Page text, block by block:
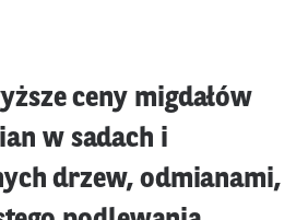
ceny migdałów
w sadach i
drzew, odmianami,